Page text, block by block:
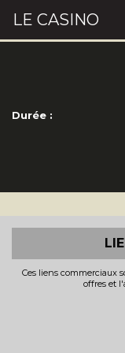
LE CASINO
Durée :
Ces liens commerciaux
offres et